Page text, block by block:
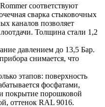
соответствуют
сварка стыковочных
каналов позволяет
Толщина стали 1,2
давлением до 13,5 Бар.
снимается, что
этапов: поверхность
фосфатами,
покрытие порошковой
оттенок RAL 9016.